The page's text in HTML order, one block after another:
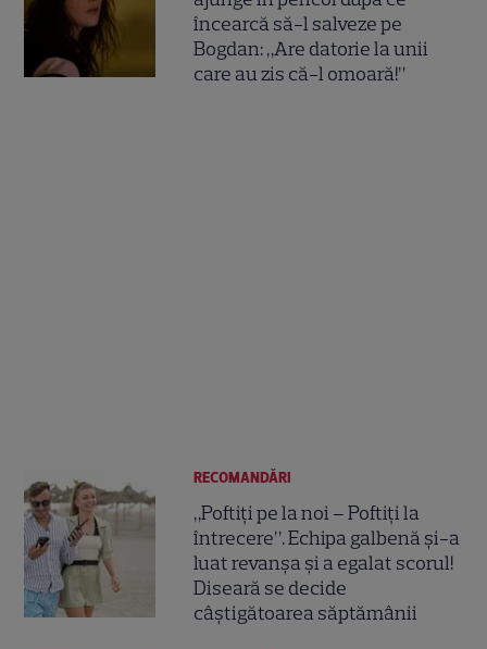
încearcă să-l salveze pe
Bogdan: „Are datorie la unii
care au zis că-l omoară!”
RECOMANDĂRI
„Poftiți pe la noi – Poftiți la
întrecere”. Echipa galbenă și-a
luat revanșa și a egalat scorul!
Diseară se decide
câștigătoarea săptămânii